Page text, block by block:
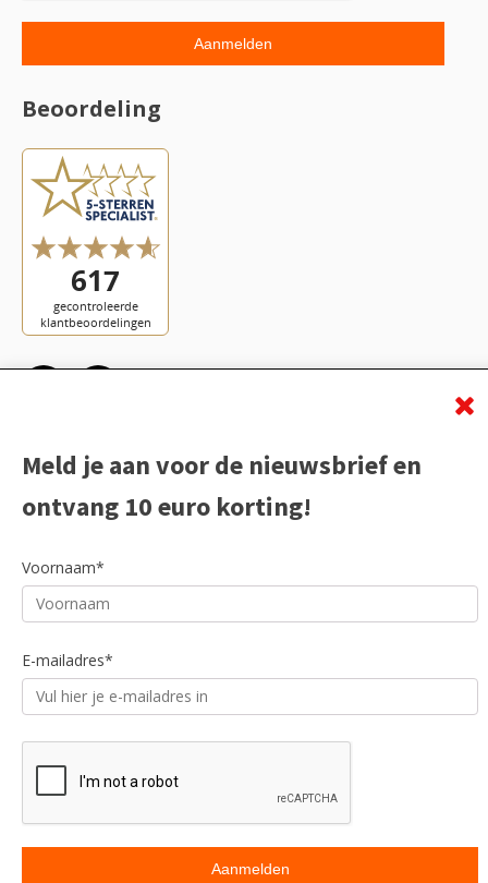
Beoordeling
Meld je aan voor de nieuwsbrief en
ontvang 10 euro korting!
Voornaam*
E-mailadres*